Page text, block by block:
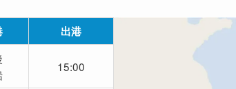
出港
15:00